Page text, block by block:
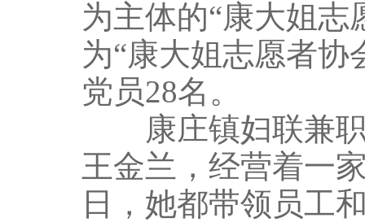
为主体的“康大姐
为“康大姐志愿者协
党员28名。
康庄镇妇联兼职
王金兰，经营着一
日，她都带领员工